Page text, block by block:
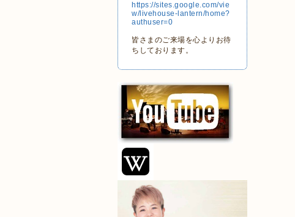
https://sites.google.com/vie
w/livehouse-lantern/home?
authuser=0
皆さまのご来場を心よりお待
ちしております。